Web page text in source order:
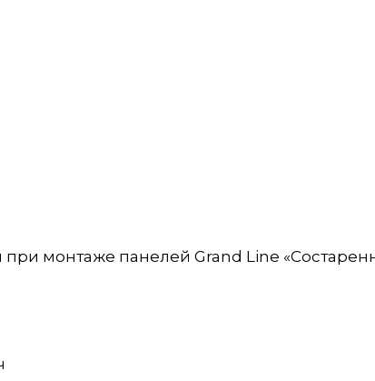
монтаже панелей Grand Line